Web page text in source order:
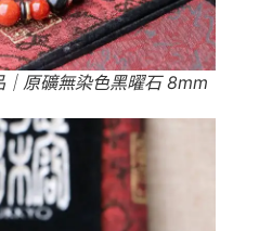
｜原礦無染色黑曜石 8mm